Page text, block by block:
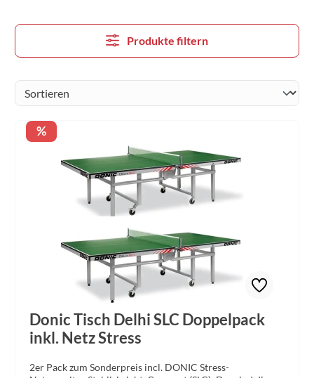
Produkte filtern
Rabatt
%
Donic Tisch Delhi SLC Doppelpack
inkl. Netz Stress
2er Pack zum Sonderpreis incl. DONIC Stress-